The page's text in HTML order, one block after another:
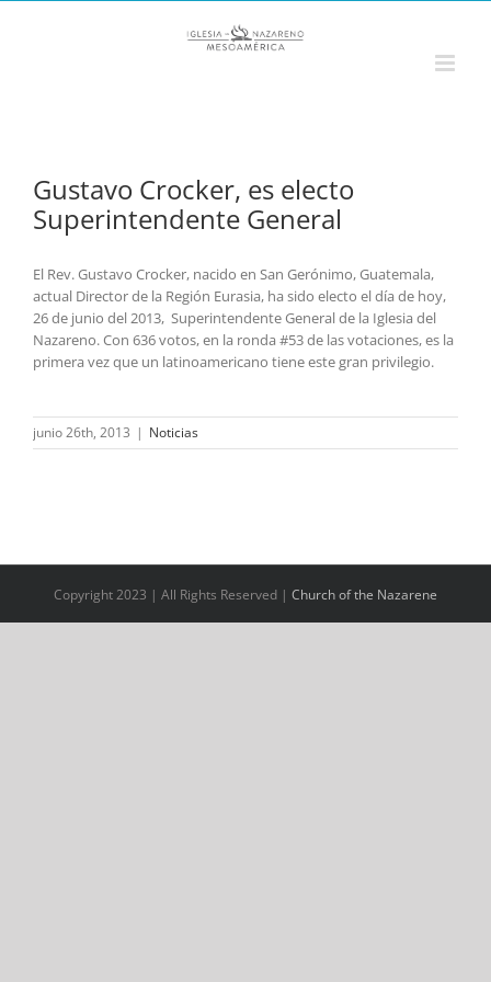
Gustavo Crocker, es electo
Superintendente General
El Rev. Gustavo Crocker, nacido en San Gerónimo, Guatemala,
actual Director de la Región Eurasia, ha sido electo el día de hoy,
26 de junio del 2013, Superintendente General de la Iglesia del
Nazareno. Con 636 votos, en la ronda #53 de las votaciones, es la
primera vez que un latinoamericano tiene este gran privilegio.
junio 26th, 2013 | Noticias
Copyright 2023 | All Rights Reserved | Church of the Nazarene